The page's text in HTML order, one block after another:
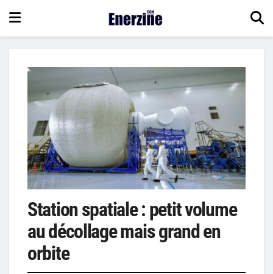
Station spatiale : petit volume
au décollage mais grand en
orbite